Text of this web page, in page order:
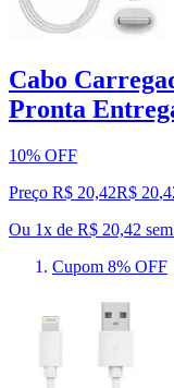
Cabo
Pronta
10% OFF
Preço R$ 20,42R$ 20,
Ou 1x de R$ 20,42
Cupom 8% OFF